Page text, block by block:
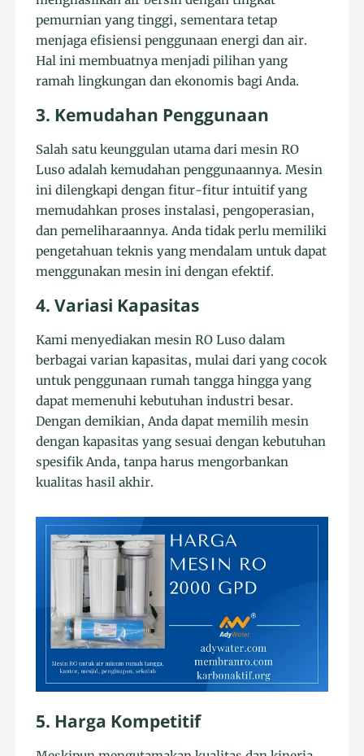
pemurnian yang tinggi, sementara tetap
menjaga efisiensi penggunaan energi dan air.
Hal ini membuatnya menjadi pilihan yang
ramah lingkungan dan ekonomis bagi Anda.
3. Kemudahan Penggunaan
Salah satu keunggulan utama dari mesin RO
Luso adalah kemudahan penggunaannya. Mesin
ini dilengkapi dengan fitur-fitur intuitif yang
memudahkan proses instalasi, pengoperasian,
dan pemeliharaannya. Anda tidak perlu memiliki
pengetahuan teknis yang mendalam untuk dapat
menggunakan mesin ini dengan efektif.
4. Variasi Kapasitas
Kami menyediakan mesin RO Luso dalam
berbagai varian kapasitas, mulai dari yang cocok
untuk penggunaan rumah tangga hingga yang
dapat memenuhi kebutuhan industri besar.
Dengan demikian, Anda dapat memilih mesin
dengan kapasitas yang sesuai dengan kebutuhan
spesifik Anda, tanpa harus mengorbankan
kualitas hasil akhir.
5. Harga Kompetitif